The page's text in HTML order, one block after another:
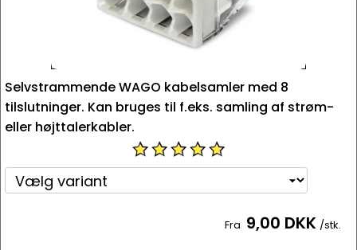
Selvstrammende WAGO kabelsamler med 8
tilslutninger. Kan bruges til f.eks. samling af strøm-
eller højttalerkabler.
Fra 9,00 DKK /stk.